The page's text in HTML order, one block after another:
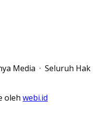
Media · Seluruh Hak
oleh webi.id